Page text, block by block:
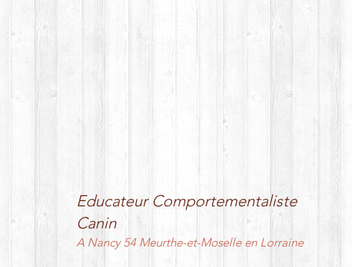
Educateur Comportementaliste
Canin
A Nancy 54 Meurthe-et-Moselle en Lorraine